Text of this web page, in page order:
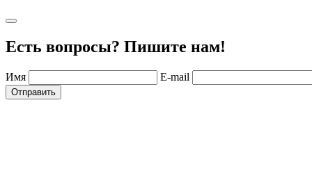
Есть вопросы? Пишите нам!
Имя E-mail